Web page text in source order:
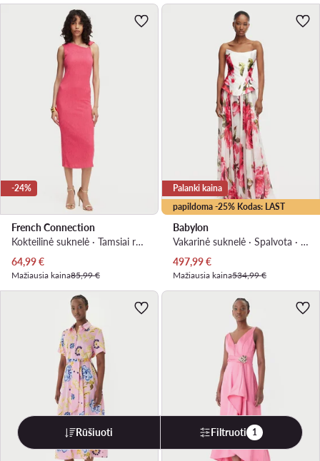
-24%
French Connection
Kokteilinė suknelė · Tamsiai rožinė · Midi
Dabartinė kaina
64,99€
Mažiausia kaina85,99 €
papildoma -25% Kodas: LAST
Palanki kaina
Babylon
Vakarinė suknelė · Spalvota · Maksi
Dabartinė kaina
497,99€
Mažiausia kaina534,99 €
Rūšiuoti Filtruoti 1